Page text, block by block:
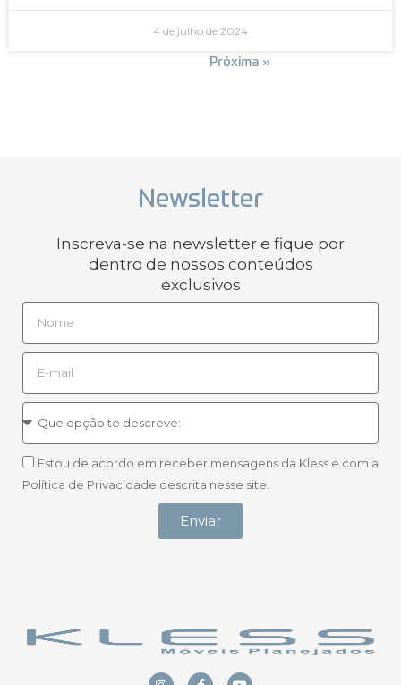
4 de julho de 2024
Próxima »
Newsletter
Inscreva-se na newsletter e fique por
dentro de nossos conteúdos
exclusivos
Estou de acordo em receber mensagens da Kless e com a
Política de Privacidade descrita nesse site.
Enviar